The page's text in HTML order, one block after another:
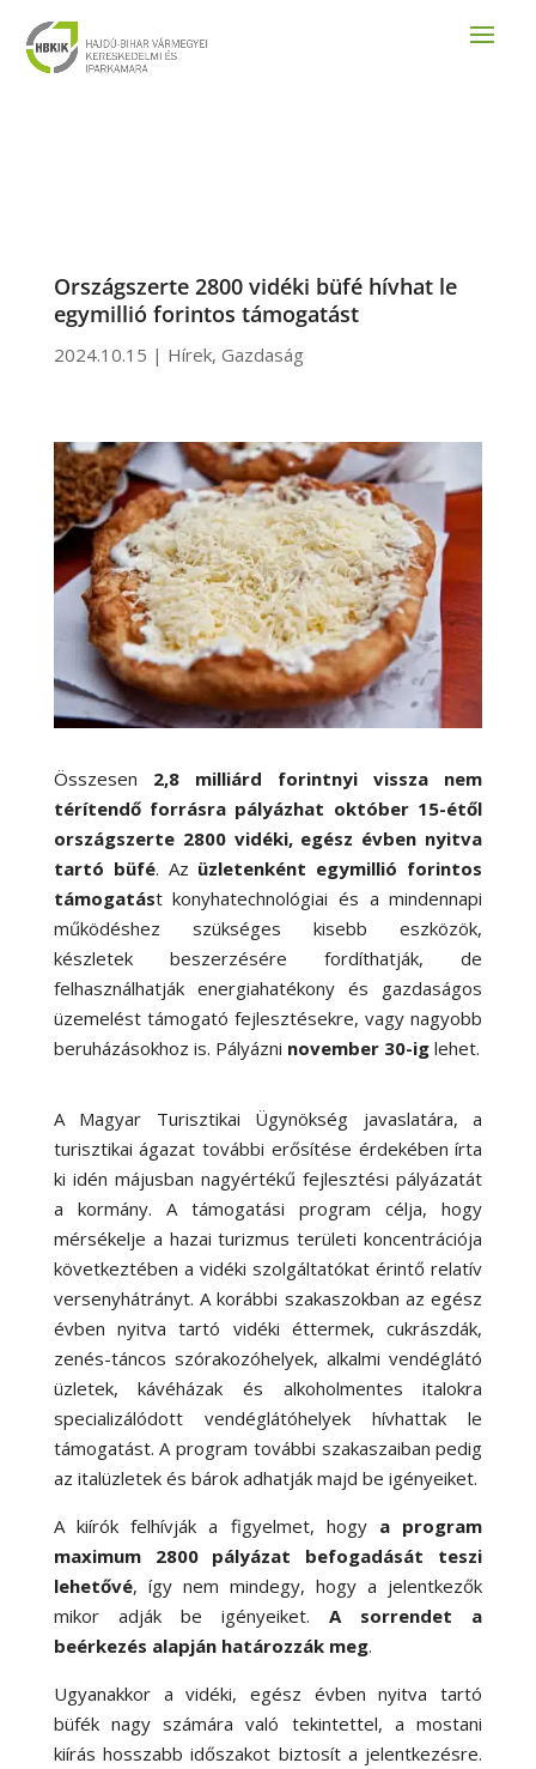
Országszerte 2800 vidéki büfé hívhat le
egymillió forintos támogatást
2024.10.15 | Hírek, Gazdaság
Összesen 2,8 milliárd forintnyi vissza nem
térítendő forrásra pályázhat október 15-étől
országszerte 2800 vidéki, egész évben nyitva
tartó büfé. Az üzletenként egymillió forintos
támogatást konyhatechnológiai és a mindennapi
működéshez szükséges kisebb eszközök,
készletek beszerzésére fordíthatják, de
felhasználhatják energiahatékony és gazdaságos
üzemelést támogató fejlesztésekre, vagy nagyobb
beruházásokhoz is. Pályázni november 30-iglehet.
A Magyar Turisztikai Ügynökség javaslatára, a
turisztikai ágazat további erősítése érdekében írta
ki idén májusban nagyértékű fejlesztési pályázatát
a kormány. A támogatási program célja, hogy
mérsékelje a hazai turizmus területi koncentrációja
következtében a vidéki szolgáltatókat érintő relatív
versenyhátrányt. A korábbi szakaszokban az egész
évben nyitva tartó vidéki éttermek, cukrászdák,
zenés-táncos szórakozóhelyek, alkalmi vendéglátó
üzletek, kávéházak és alkoholmentes italokra
specializálódott vendéglátóhelyek hívhattak le
támogatást. A program további szakaszaiban pedig
az italüzletek és bárok adhatják majd be igényeiket.
A kiírók felhívják a figyelmet, hogy a program
maximum 2800 pályázat befogadását teszi
lehetővé, így nem mindegy, hogy a jelentkezők
mikor adják be igényeiket.A sorrendet a
beérkezés alapján határozzák meg.
Ugyanakkor a vidéki, egész évben nyitva tartó
büfék nagy számára való tekintettel, a mostani
kiírás hosszabb időszakot biztosít a jelentkezésre.